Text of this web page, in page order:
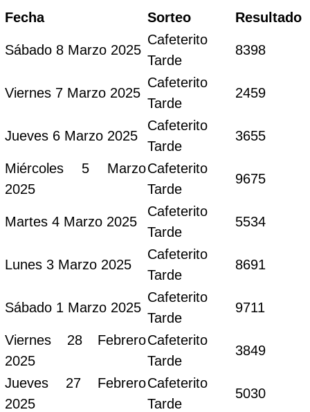
Fecha Sorteo Resultado
Sábado 8 Marzo 2025
Cafeterito
Tarde
8398
Viernes 7 Marzo 2025
Cafeterito
Tarde
2459
Jueves 6 Marzo 2025
Cafeterito
Tarde
3655
Miércoles 5 Marzo
2025
Cafeterito
Tarde
9675
Martes 4 Marzo 2025
Cafeterito
Tarde
5534
Lunes 3 Marzo 2025
Cafeterito
Tarde
8691
Sábado 1 Marzo 2025
Cafeterito
Tarde
9711
Viernes 28 Febrero
2025
Cafeterito
Tarde
3849
Jueves 27 Febrero
2025
Cafeterito
Tarde
5030